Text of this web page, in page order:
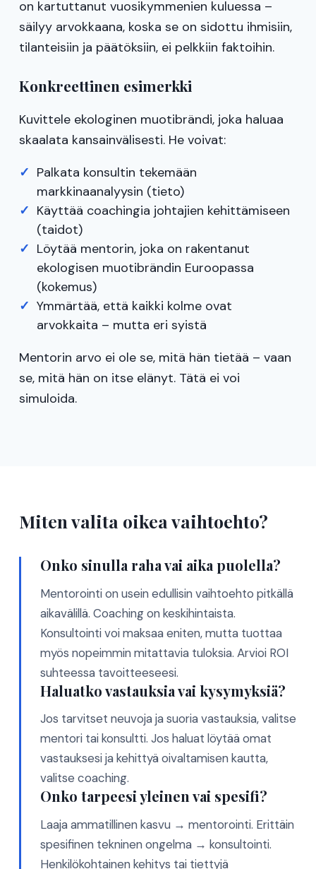
on kartuttanut vuosikymmenien kuluessa –
säilyy arvokkaana, koska se on sidottu ihmisiin,
tilanteisiin ja päätöksiin, ei pelkkiin faktoihin.
Konkreettinen esimerkki
Kuvittele ekologinen muotibrändi, joka haluaa
skaalata kansainvälisesti. He voivat:
Palkata konsultin tekemään
markkinaanalyysin (tieto)
Käyttää coachingia johtajien kehittämiseen
(taidot)
Löytää mentorin, joka on rakentanut
ekologisen muotibrändin Euroopassa
(kokemus)
Ymmärtää, että kaikki kolme ovat
arvokkaita – mutta eri syistä
Mentorin arvo ei ole se, mitä hän tietää – vaan
se, mitä hän on itse elänyt. Tätä ei voi
simuloida.
Miten valita oikea vaihtoehto?
Onko sinulla raha vai aika puolella?
Mentorointi on usein edullisin vaihtoehto pitkällä
aikavälillä. Coaching on keskihintaista.
Konsultointi voi maksaa eniten, mutta tuottaa
myös nopeimmin mitattavia tuloksia. Arvioi ROI
suhteessa tavoitteeseesi.
Haluatko vastauksia vai kysymyksiä?
Jos tarvitset neuvoja ja suoria vastauksia, valitse
mentori tai konsultti. Jos haluat löytää omat
vastauksesi ja kehittyä oivaltamisen kautta,
valitse coaching.
Onko tarpeesi yleinen vai spesifi?
Laaja ammatillinen kasvu → mentorointi. Erittäin
spesifinen tekninen ongelma → konsultointi.
Henkilökohtainen kehitys tai tiettyjä